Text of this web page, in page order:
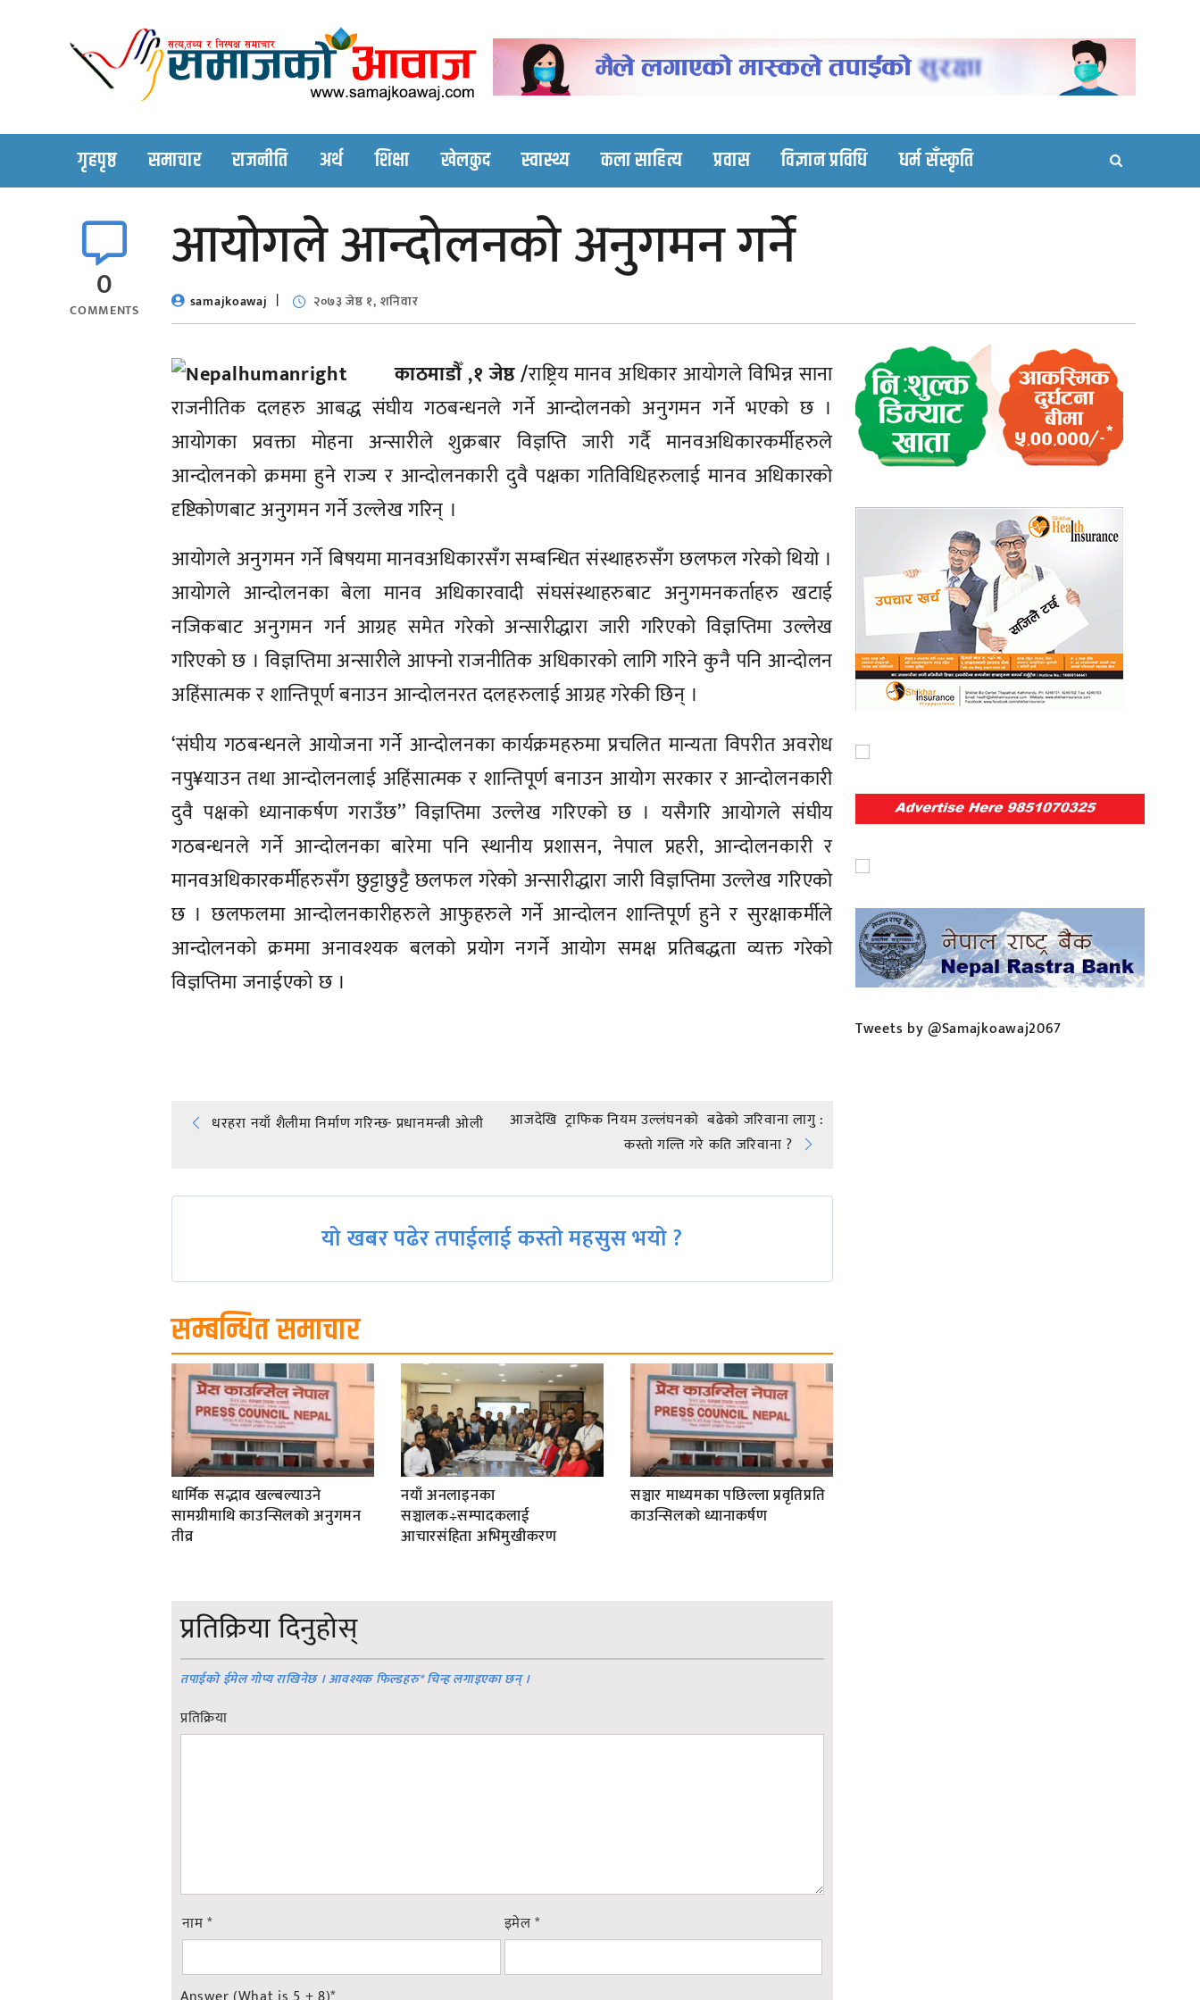
Nepali online news portal site
Nepali online news portal site
गृहपृष्ठ समाचार राजनीति अर्थ शिक्षा खेलकुद स्वास्थ्य कला साहित्य प्रवास विज्ञान प्रविधि धर्म सँस्कृति
0
COMMENTS
आयोगले आन्दोलनको अनुगमन गर्ने
samajkoawaj २०७३ जेष्ठ १, शनिवार
काठमाडौँ ,१ जेष्ठ /राष्ट्रिय मानव अधिकार आयोगले विभिन्न साना
राजनीतिक दलहरु आबद्ध संघीय गठबन्धनले गर्ने आन्दोलनको अनुगमन गर्ने भएको छ ।
आयोगका प्रवक्ता मोहना अन्सारीले शुक्रबार विज्ञप्ति जारी गर्दै मानवअधिकारकर्मीहरुले
आन्दोलनको क्रममा हुने राज्य र आन्दोलनकारी दुवै पक्षका गतिविधिहरुलाई मानव अधिकारको
दृष्टिकोणबाट अनुगमन गर्ने उल्लेख गरिन् ।
आयोगले अनुगमन गर्ने बिषयमा मानवअधिकारसँग सम्बन्धित संस्थाहरुसँग छलफल गरेको थियो ।
आयोगले आन्दोलनका बेला मानव अधिकारवादी संघसंस्थाहरुबाट अनुगमनकर्ताहरु खटाई
नजिकबाट अनुगमन गर्न आग्रह समेत गरेको अन्सारीद्धारा जारी गरिएको विज्ञप्तिमा उल्लेख
गरिएको छ । विज्ञप्तिमा अन्सारीले आफ्नो राजनीतिक अधिकारको लागि गरिने कुनै पनि आन्दोलन
अहिंसात्मक र शान्तिपूर्ण बनाउन आन्दोलनरत दलहरुलाई आग्रह गरेकी छिन् ।
‘संघीय गठबन्धनले आयोजना गर्ने आन्दोलनका कार्यक्रमहरुमा प्रचलित मान्यता विपरीत अवरोध
नपु¥याउन तथा आन्दोलनलाई अहिंसात्मक र शान्तिपूर्ण बनाउन आयोग सरकार र आन्दोलनकारी
दुवै पक्षको ध्यानाकर्षण गराउँछ’’ विज्ञप्तिमा उल्लेख गरिएको छ । यसैगरि आयोगले संघीय
गठबन्धनले गर्ने आन्दोलनका बारेमा पनि स्थानीय प्रशासन, नेपाल प्रहरी, आन्दोलनकारी र
मानवअधिकारकर्मीहरुसँग छुट्टाछुट्टै छलफल गरेको अन्सारीद्धारा जारी विज्ञप्तिमा उल्लेख गरिएको
छ । छलफलमा आन्दोलनकारीहरुले आफुहरुले गर्ने आन्दोलन शान्तिपूर्ण हुने र सुरक्षाकर्मीले
आन्दोलनको क्रममा अनावश्यक बलको प्रयोग नगर्ने आयोग समक्ष प्रतिबद्धता व्यक्त गरेको
विज्ञप्तिमा जनाईएको छ ।
Post
navigation
धरहरा नयाँ शैलीमा निर्माण गरिन्छ- प्रधानमन्त्री ओली
आजदेखि ट्राफिक नियम उल्लंघनको बढेको जरिवाना लागु :
कस्तो गल्ति गरे कति जरिवाना ?
यो खबर पढेर तपाईलाई कस्तो महसुस भयो ?
सम्बन्धित समाचार
धार्मिक सद्भाव खल्बल्याउने
सामग्रीमाथि काउन्सिलको अनुगमन
तीव्र
नयाँ अनलाइनका
सञ्चालक÷सम्पादकलाई
आचारसंहिता अभिमुखीकरण
सञ्चार माध्यमका पछिल्ला प्रवृतिप्रति
काउन्सिलको ध्यानाकर्षण
प्रतिक्रिया दिनुहोस्
तपाईको ईमेल गोप्य राखिनेछ । आवश्यक फिल्डहरु*चिन्ह लगाइएका छन् ।
प्रतिक्रिया
नाम* इमेल*
Tweets by @Samajkoawaj2067